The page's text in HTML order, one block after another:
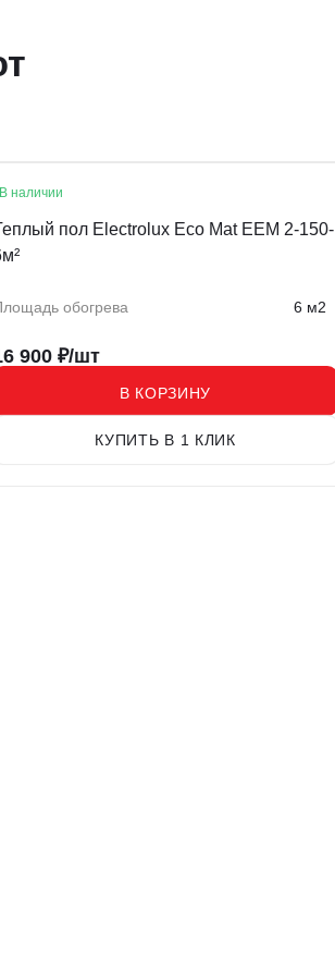
В наличии
пол Electrolux Eco Mat EEM 2-150-
обогрева 6 м2
900 ₽/шт
В КОРЗИНУ
КУПИТЬ В 1 КЛИК